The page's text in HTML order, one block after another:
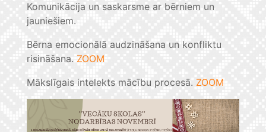
Komunikācija un saskarsme ar bērniem un
jauniešiem.
Bērna emocionālā audzināšana un konfliktu
risināšana. ZOOM
Mākslīgais intelekts mācību procesā. ZOOM